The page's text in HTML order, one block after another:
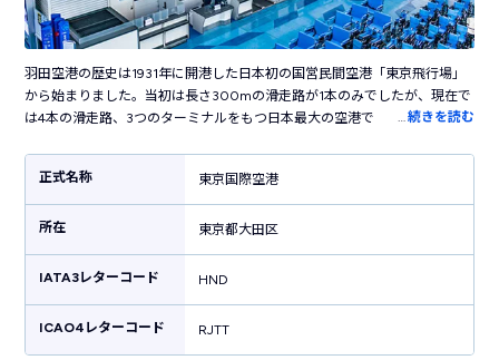
羽田空港の歴史は1931年に開港した日本初の国営民間空港「東京飛行場」
から始まりました。当初は長さ300mの滑走路が1本のみでしたが、現在で
は4本の滑走路、3つのターミナルをもつ日本最大の空港です。国内の主要
100を超えるお店が立ち並び、飛行機の利用客以外も楽しめます。江戸の
街並みを再現した「江戸小路」や江戸時代の橋を半分のサイズで復元した
「はねだ日本橋」など、日本らしい風情を感じる施設も見どころです。横
浜駅まで電車で30分、東京駅まで約50分というアクセスの良さも魅力で
す。
…続きを読む
正式名称 東京国際空港
所在 東京都大田区
IATA3レターコード HND
ICAO4レターコード RJTT